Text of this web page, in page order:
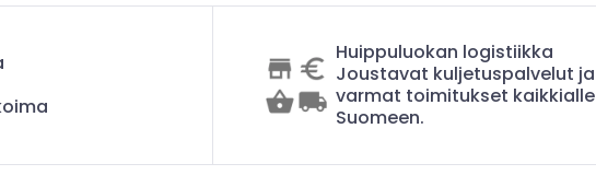
Huippuluokan logistiikka
Joustavat kuljetuspalvelut ja
varmat toimitukset kaikkialle
Suomeen.